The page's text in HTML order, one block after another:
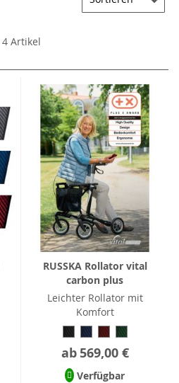
4Artikel
RUSSKA Rollator vital
carbon plus
Leichter Rollator mit
Komfort
ab 569,00 €
Verfügbar